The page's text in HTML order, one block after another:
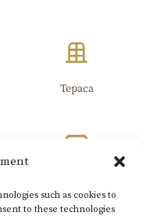
such as cookies to
to these technologies
Тераса